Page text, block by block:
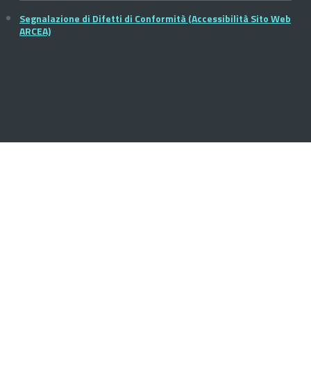
Segnalazione di Difetti di Conformità (Accessibilità Sito Web
ARCEA)